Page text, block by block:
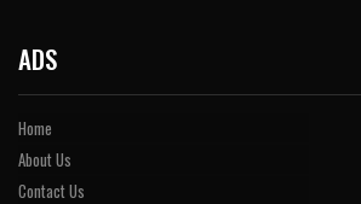
ADS
Home
About Us
Contact Us